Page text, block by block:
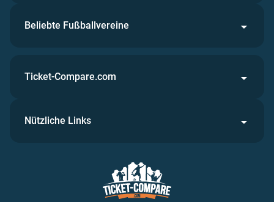
Beliebte Fußballvereine
Ticket-Compare.com
Nützliche Links